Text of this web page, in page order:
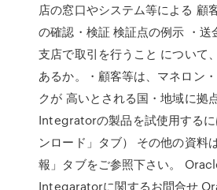
店の窓口やシステム等による 顧
の確認・検証 検証点の例示 ・送
支店で取引を行うこと について
あるか。・顧客等は、マネロン
クが 高いとされる国・地域に拠
Integratorの製品を試使用する
ンロード」タブ） その他の資料
報」タブをご参照下さい。
Integaratorに関するお問合せ